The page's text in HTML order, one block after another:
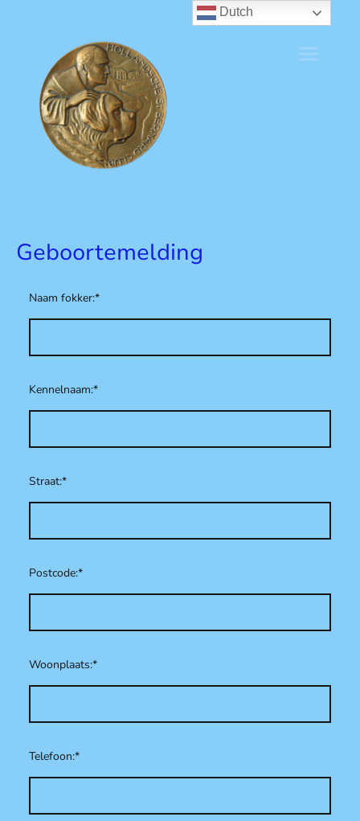
Geboortemelding
Naam fokker:*
Kennelnaam:*
Straat:*
Postcode:*
Woonplaats:*
Telefoon:*
Dutch